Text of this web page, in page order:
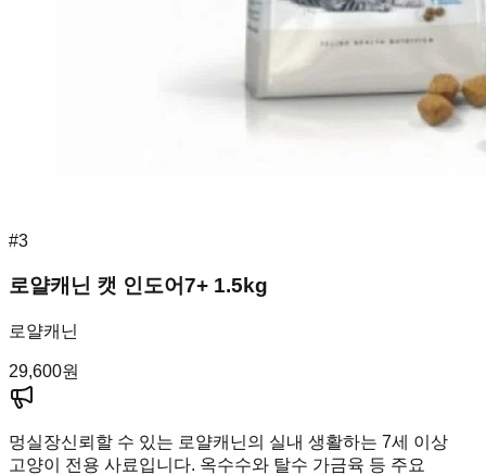
#3
로얄캐닌 캣 인도어7+ 1.5kg
로얄캐닌
29,600원
멍실장신뢰할 수 있는 로얄캐닌의 실내 생활하는 7세 이상
고양이 전용 사료입니다. 옥수수와 탈수 가금육 등 주요